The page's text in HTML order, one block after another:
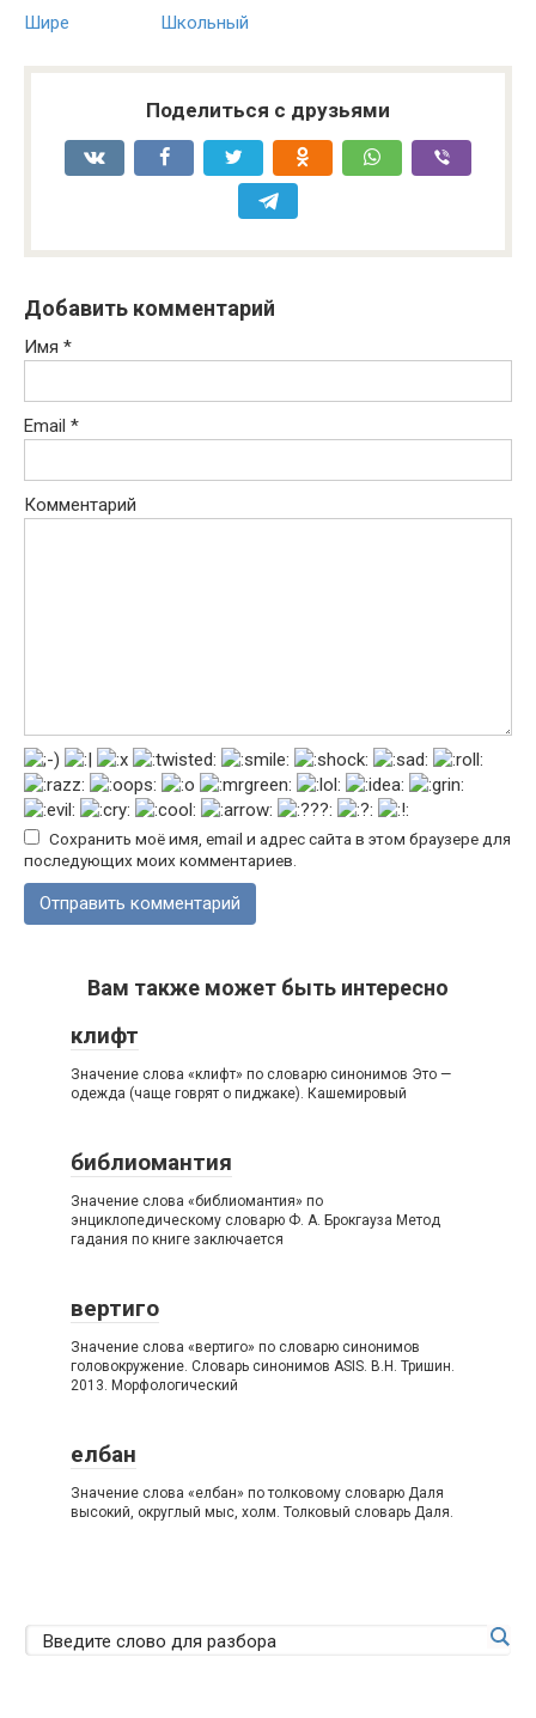
Шире Школьный
Поделиться с друзьями
Добавить комментарий
Имя *
Email *
Комментарий
Сохранить моё имя, email и адрес сайта в этом браузере для
последующих моих комментариев.
Вам также может быть интересно
клифт
Значение слова «клифт» по словарю синонимов Это —
одежда (чаще говрят о пиджаке). Кашемировый
библиомантия
Значение слова «библиомантия» по
энциклопедическому словарю Ф. А. Брокгауза Метод
гадания по книге заключается
вертиго
Значение слова «вертиго» по словарю синонимов
головокружение. Словарь синонимов ASIS. В.Н. Тришин.
2013. Морфологический
елбан
Значение слова «елбан» по толковому словарю Даля
высокий, округлый мыс, холм. Толковый словарь Даля.